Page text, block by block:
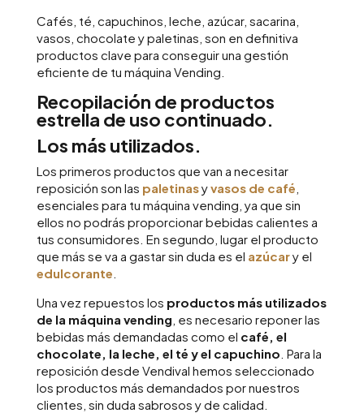
Cafés, té, capuchinos, leche, azúcar, sacarina,
vasos, chocolate y paletinas, son en definitiva
productos clave para conseguir una gestión
eficiente de tu máquina Vending.
Recopilación de productos
estrella de uso continuado.
Los más utilizados.
Los primeros productos que van a necesitar
reposición son las paletinasyvasos de café
esenciales para tu máquina vending, ya que sin
ellos no podrás proporcionar bebidas calientes a
tus consumidores. En segundo, lugar el producto
que más se va a gastar sin duda es el azúcary el
edulcorante
Una vez repuestos los productos más utilizados
de la máquina vending , es necesario reponer las
bebidas más demandadas como el café, el
chocolate, la leche, el té y el capuchino . Para la
reposición desde Vendival hemos seleccionado
los productos más demandados por nuestros
clientes, sin duda sabrosos y de calidad.